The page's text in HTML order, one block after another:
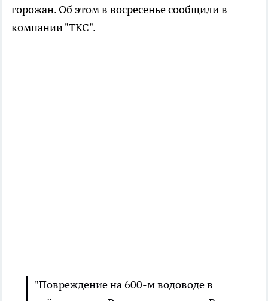
горожан. Об этом в восресенье сообщили в
компании "ТКС".
"Повреждение на 600-м водоводе в